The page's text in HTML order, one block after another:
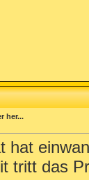
her...
hat
tritt das